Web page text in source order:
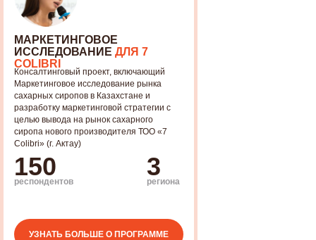
МАРКЕТИНГОВОЕ
ИССЛЕДОВАНИЕ ДЛЯ 7
COLIBRI
Консалтинговый проект, включающий
Маркетинговое исследование рынка
сахарных сиропов в Казахстане и
разработку маркетинговой стратегии с
целью вывода на рынок сахарного
сиропа нового производителя ТОО «7
Colibri» (г. Актау)
150
реcпондентов
3
региона
УЗНАТЬ БОЛЬШЕ О ПРОГРАММЕ